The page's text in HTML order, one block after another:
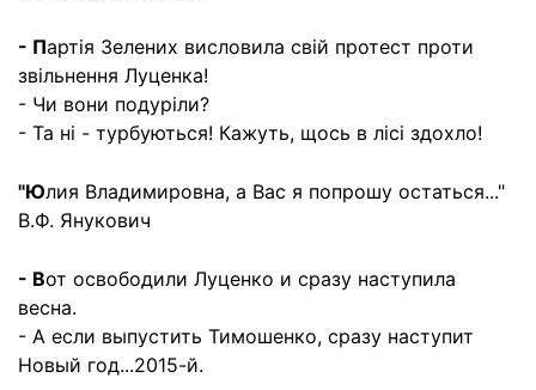
- Партія Зелених висловила свій протест проти
звільнення Луценка!
- Чи вони подуріли?
- Та ні - турбуються! Кажуть, щось в лісі здохло!
"Юлия Владимировна, а Вас я попрошу остаться..."
В.Ф. Янукович
- Вот освободили Луценко и сразу наступила
весна.
- А если выпустить Тимошенко, сразу наступит
Новый год...2015-й.